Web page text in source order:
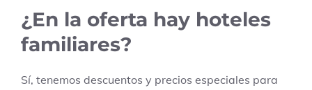
¿En la oferta hay hoteles
familiares?
Sí, tenemos descuentos y precios especiales para